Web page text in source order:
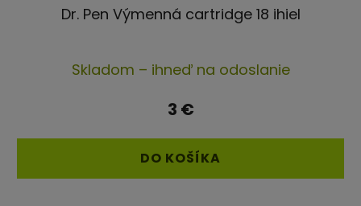
Dr. Pen Výmenná cartridge 18 ihiel
hodnotenie
produktu
5,0
z
Skladom – ihneď na odoslanie
3 €
DO KOŠÍKA